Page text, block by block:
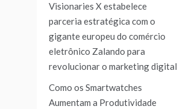
Visionaries X estabelece
parceria estratégica com o
gigante europeu do comércio
eletrônico Zalando para
revolucionar o marketing digital
Como os Smartwatches
Aumentam a Produtividade